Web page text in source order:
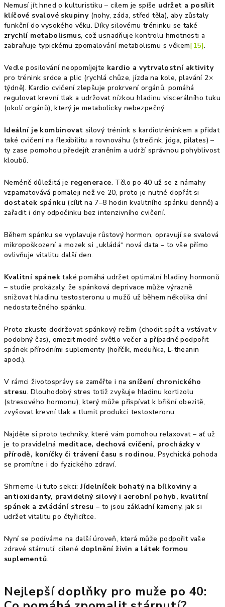
Nemusí jít hned o kulturistiku – cílem je spíše udržet a posílit
klíčové svalové skupiny(nohy, záda, střed těla), aby zůstaly
funkční do vysokého věku. Díky silovému tréninku se také
zrychlí metabolismus, což usnadňuje kontrolu hmotnosti a
zabraňuje typickému zpomalování metabolismu s věkem[15].
Vedle posilování neopomíjejte kardio a vytrvalostní aktivity
pro trénink srdce a plic (rychlá chůze, jízda na kole, plavání 2×
týdně). Kardio cvičení zlepšuje prokrvení orgánů, pomáhá
regulovat krevní tlak a udržovat nízkou hladinu viscerálního tuku
(okolí orgánů), který je metabolicky nebezpečný.
Ideální je kombinovat silový trénink s kardiotréninkem a přidat
také cvičení na flexibilitu a rovnováhu (strečink, jóga, pilates) –
ty zase pomohou předejít zraněním a udrží správnou pohyblivost
kloubů.
Neméně důležitá je regenerace. Tělo po 40 už se z námahy
vzpamatovává pomaleji než ve 20, proto je nutné dopřát si
dostatek spánku (cílit na 7–8 hodin kvalitního spánku denně) a
zařadit i dny odpočinku bez intenzivního cvičení.
Během spánku se vyplavuje růstový hormon, opravují se svalová
mikropoškození a mozek si „ukládá“ nová data – to vše přímo
ovlivňuje vitalitu další den.
Kvalitní spánek také pomáhá udržet optimální hladiny hormonů
– studie prokázaly, že spánková deprivace může výrazně
snižovat hladinu testosteronu u mužů už během několika dní
nedostatečného spánku.
Proto zkuste dodržovat spánkový režim (chodit spát a vstávat v
podobný čas), omezit modré světlo večer a případně podpořit
spánek přírodními suplementy (hořčík, meduňka, L-theanin
apod.).
V rámci životosprávy se zaměřte i na snížení chronického
stresu. Dlouhodobý stres totiž zvyšuje hladinu kortizolu
(stresového hormonu), který může přispívat k břišní obezitě,
zvyšovat krevní tlak a tlumit produkci testosteronu.
Najděte si proto techniky, které vám pomohou relaxovat – ať už
je to pravidelná meditace, dechová cvičení, procházky v
přírodě, koníčky či trávení času s rodinou. Psychická pohoda
se promítne i do fyzického zdraví.
Shrneme-li tuto sekci:Jídelníček bohatý na bílkoviny a
antioxidanty, pravidelný silový i aerobní pohyb, kvalitní
spánek a zvládání stresu – to jsou základní kameny, jak si
udržet vitalitu po čtyřicítce.
Nyní se podíváme na další úroveň, která může podpořit vaše
zdravé stárnutí: cílené doplnění živin a látek formou
suplementů.
Nejlepší doplňky pro muže po 40: